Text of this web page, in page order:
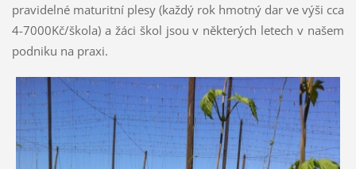
pravidelné maturitní plesy (každý rok hmotný dar ve výši cca
4-7000Kč/škola) a žáci škol jsou v některých letech v našem
podniku na praxi.